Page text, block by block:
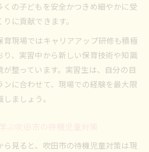
くの子どもを安全かつきめ細やかに受
に貢献できます。
育現場ではキャリアアップ研修も積極
り、実習中から新しい保育技術や知識
が整っています。実習生は、自分の目
ンに合わせて、現場での経験を最大限
ましょう。
ぶ吹田市の待機児童対策
ら見ると、吹田市の待機児童対策は現